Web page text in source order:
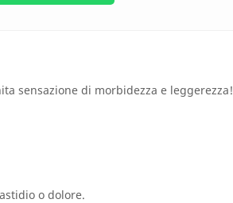
sensazione di morbidezza e leggerezza!
o dolore.